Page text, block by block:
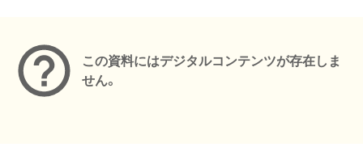
この資料にはデジタルコンテンツが存在しま
せん。